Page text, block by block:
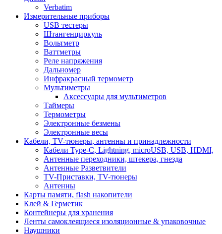
Verbatim
Измерительные приборы
USB тестеры
Штангенциркуль
Вольтметр
Ваттметры
Реле напряжения
Дальномер
Инфракрасный термометр
Мультиметры
Аксессуары для мультиметров
Таймеры
Термометры
Электронные безмены
Электронные весы
Кабели, TV-тюнеры, антенны и принадлежности
Кабели Type-C, Lightning, microUSB, USB, HDMI,
Антенные переходники, штекера, гнезда
Антенные Разветвители
TV-Приставки, TV-тюнеры
Антенны
Карты памяти, flash накопители
Клей & Герметик
Контейнеры для хранения
Ленты самоклеящиеся изоляционные & упаковочные
Наушники